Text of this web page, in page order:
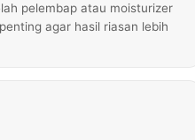
pelembap atau moisturizer
agar hasil riasan lebih